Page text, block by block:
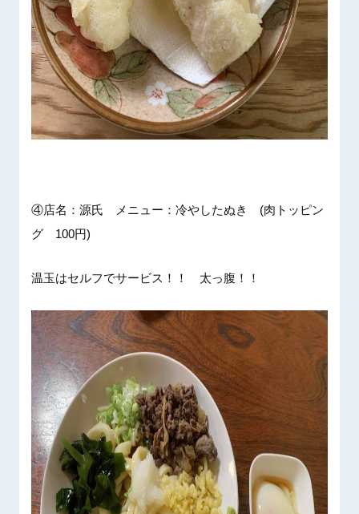
④店名：源氏 メニュー：冷やしたぬき (肉トッピン
グ 100円)
温玉はセルフでサービス！！ 太っ腹！！